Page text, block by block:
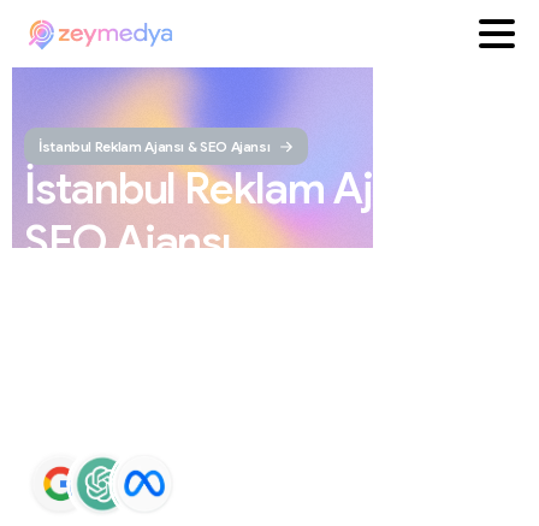
İstanbul Reklam Ajansı & SEO Ajansı
İstanbulReklamAjansı
SEOAjansı